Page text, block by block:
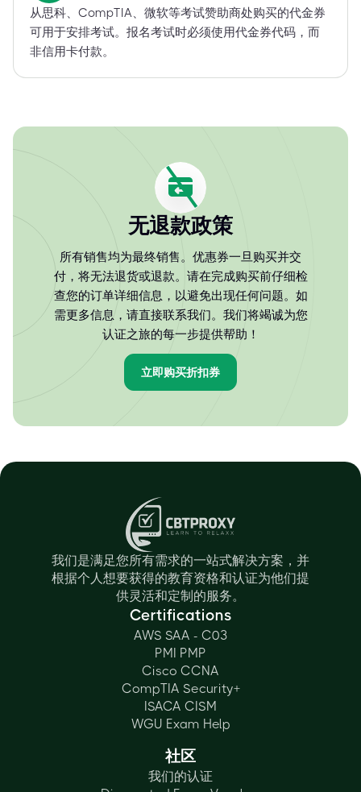
从思科、CompTIA、微软等考试赞助商处购买的代金券
可用于安排考试。报名考试时必须使用代金券代码，而
非信用卡付款。
无退款政策
所有销售均为最终销售。优惠券一旦购买并交
付，将无法退货或退款。请在完成购买前仔细检
查您的订单详细信息，以避免出现任何问题。如
需更多信息，请直接联系我们。我们将竭诚为您
认证之旅的每一步提供帮助！
立即购买折扣券
我们是满足您所有需求的一站式解决方案，并
根据个人想要获得的教育资格和认证为他们提
供灵活和定制的服务。
Certifications
AWS SAA - C03
PMI PMP
Cisco CCNA
CompTIA Security+
ISACA CISM
WGU Exam Help
社区
我们的认证